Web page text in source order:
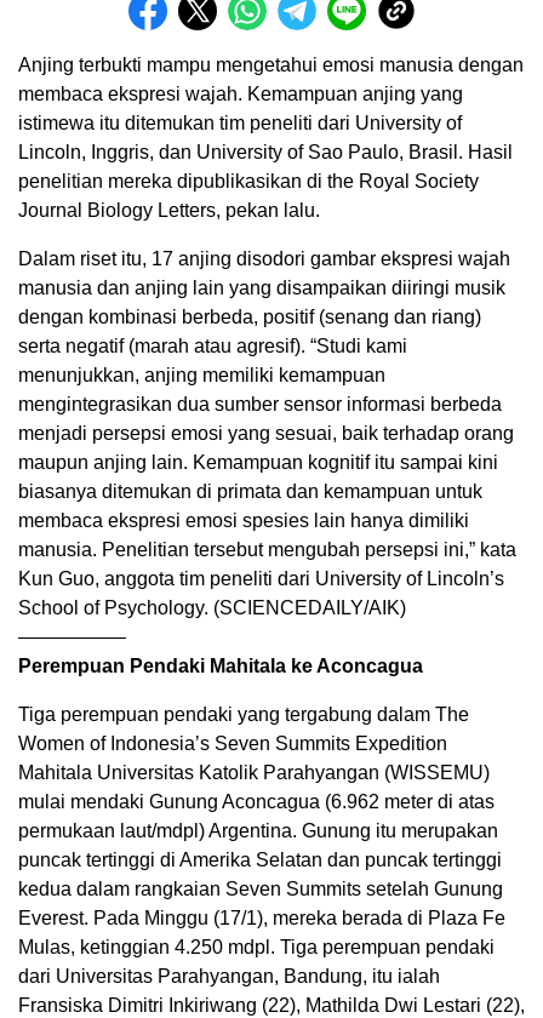
Anjing terbukti mampu mengetahui emosi manusia dengan
membaca ekspresi wajah. Kemampuan anjing yang
istimewa itu ditemukan tim peneliti dari University of
Lincoln, Inggris, dan University of Sao Paulo, Brasil. Hasil
penelitian mereka dipublikasikan di the Royal Society
Journal Biology Letters, pekan lalu.
Dalam riset itu, 17 anjing disodori gambar ekspresi wajah
manusia dan anjing lain yang disampaikan diiringi musik
dengan kombinasi berbeda, positif (senang dan riang)
serta negatif (marah atau agresif). “Studi kami
menunjukkan, anjing memiliki kemampuan
mengintegrasikan dua sumber sensor informasi berbeda
menjadi persepsi emosi yang sesuai, baik terhadap orang
maupun anjing lain. Kemampuan kognitif itu sampai kini
biasanya ditemukan di primata dan kemampuan untuk
membaca ekspresi emosi spesies lain hanya dimiliki
manusia. Penelitian tersebut mengubah persepsi ini,” kata
Kun Guo, anggota tim peneliti dari University of Lincoln’s
School of Psychology. (SCIENCEDAILY/AIK)
—————–
Perempuan Pendaki Mahitala ke Aconcagua
Tiga perempuan pendaki yang tergabung dalam The
Women of Indonesia’s Seven Summits Expedition
Mahitala Universitas Katolik Parahyangan (WISSEMU)
mulai mendaki Gunung Aconcagua (6.962 meter di atas
permukaan laut/mdpl) Argentina. Gunung itu merupakan
puncak tertinggi di Amerika Selatan dan puncak tertinggi
kedua dalam rangkaian Seven Summits setelah Gunung
Everest. Pada Minggu (17/1), mereka berada di Plaza Fe
Mulas, ketinggian 4.250 mdpl. Tiga perempuan pendaki
dari Universitas Parahyangan, Bandung, itu ialah
Fransiska Dimitri Inkiriwang (22), Mathilda Dwi Lestari (22),